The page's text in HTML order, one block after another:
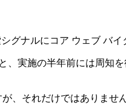
グナルにコア ウェブ バ
実施の半年前には周知
、それだけではありません